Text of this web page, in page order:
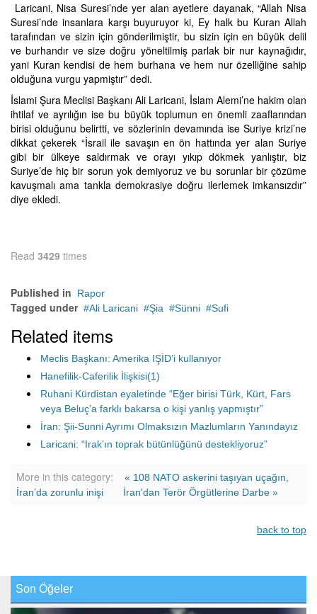
Laricani, Nisa Suresi’nde yer alan ayetlere dayanak, “Allah Nisa
Suresi’nde insanlara karşı buyuruyor ki, Ey halk bu Kuran Allah
tarafından ve sizin için gönderilmiştir, bu sizin için en büyük delil
ve burhandır ve size doğru yöneltilmiş parlak bir nur kaynağıdır,
yani Kuran kendisi de hem burhana ve hem nur özelliğine sahip
olduğuna vurgu yapmiştır” dedi.
İslami Şura Meclisi Başkanı Ali Laricani, İslam Alemi’ne hakim olan
ihtilaf ve ayrılığın ise bu büyük toplumun en önemli zaaflarından
birisi olduğunu belirtti, ve sözlerinin devamında ise Suriye krizi’ne
dikkat çekerek “İsrail ile savaşın en ön hattında yer alan Suriye
gibi bir ülkeye saldırmak ve orayı yıkıp dökmek yanlıştır, biz
Suriye’de hiç bir sorun yok demiyoruz ve bu sorunlar bir çözüme
kavuşmalı ama tankla demokrasiye doğru ilerlemek imkansızdır”
diye ekledi.
Read 3429 times
Published in Rapor
Tagged under Ali Laricani Şia Sünni Sufi
Related items
Meclis Başkanı: Amerika IŞİD’i kullanıyor
Hanefilik-Caferilik İlişkisi(1)
Ruhani Kürdistan eyaletinde “Eğer birisi Türk, Kürt, Fars
veya Beluç’a farklı bakarsa o kişi yanlış yapmıştır”
İran: Şii-Sunni Ayrımı Olmaksızın Mazlumların Yanındayız
Laricani: “Irak’ın toprak bütünlüğünü destekliyoruz”
More in this category:
« 108 NATO askerini taşıyan uçağın,
İran’da zorunlu inişi
İran'dan Terör Örgütlerine Darbe »
back to top
Son Öğeler